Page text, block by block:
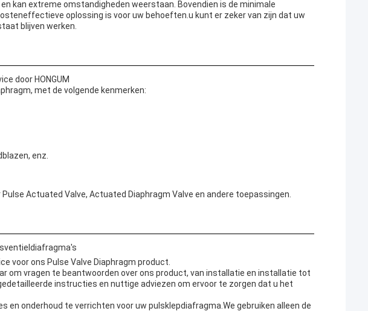
kan extreme omstandigheden weerstaan. Bovendien is de minimale
oplossing is voor uw behoeften.u kunt er zeker van zijn dat uw
blijven werken.
door HONGUM
met de volgende kenmerken:
enz.
Actuated Valve, Actuated Diaphragm Valve en andere toepassingen.
voor ons Pulse Valve Diaphragm product.
om vragen te beantwoorden over ons product, van installatie en installatie tot
instructies en nuttige adviezen om ervoor te zorgen dat u het
en onderhoud te verrichten voor uw pulsklepdiafragma.We gebruiken alleen de